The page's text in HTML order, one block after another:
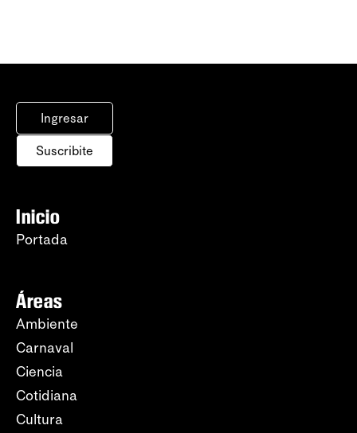
Ingresar
Suscribite
Inicio
Portada
Áreas
Ambiente
Carnaval
Ciencia
Cotidiana
Cultura